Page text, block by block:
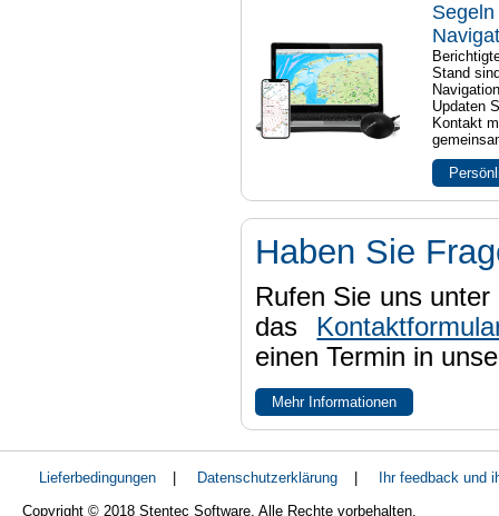
Stand
Updaten
Kontakt
Haben Sie
Rufen Sie uns
das
einen Termin in
Mehr Informationen
Lieferbedingungen | Datenschutzerklärung |
Ihr feedback und
Copyright © 2018 Stentec Software. Alle Rechte vorbehalten.